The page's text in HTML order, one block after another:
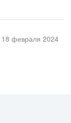
18 февраля 2024